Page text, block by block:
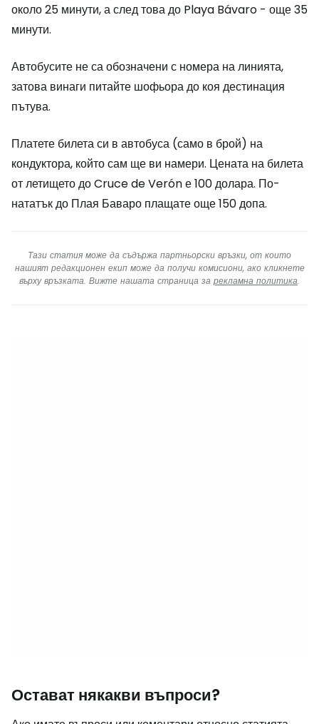
около 25 минути, а след това до Playa Bávaro - още 35
минути.
Автобусите не са обозначени с номера на линията,
затова винаги питайте шофьора до коя дестинация
пътува.
Платете билета си в автобуса (само в брой) на
кондуктора, който сам ще ви намери. Цената на билета
от летището до Cruce de Verón е 100 долара. По-
нататък до Плая Баваро плащате още 150 допа.
Тази статия може да съдържа партньорски връзки, от които
нашият редакционен екип може да получи комисиони, ако кликнете
върху връзката. Вижте нашата страница за рекламна политика.
Остават някакви въпроси?